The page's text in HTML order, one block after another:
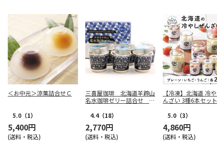
＜お中元＞涼菓詰合せＣ
5.0 （1）
5,400円
(送料・税込)
三喜屋珈琲 北海道羊蹄山
名水珈琲ゼリー詰合せ M
4.4（18）
2,770円
(送料・税込)
【冷凍】北海道 冷
んざい 3種6本セット
5.0 （3）
4,860円
(送料・税込)